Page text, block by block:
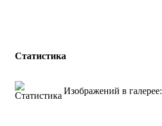
Статистика
Изображений в галерее: